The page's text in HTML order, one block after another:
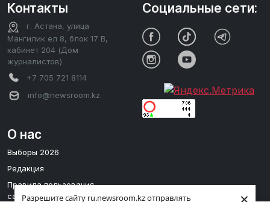
Разрешите сайту ru.newsroom.kz отправлять
Контакты
г. Астана, улица
Мангилик ел 8, блок 17 В,
кабинет 204 (Дом
журналистов)
+7 705 721 8114
info@newsroom.kz
О нас
Выборы 2026
Редакция
Правила пользования
сайтом
Социальные сети: